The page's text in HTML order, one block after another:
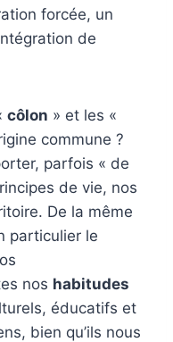
forcée, un
de
côlon » et les «
commune ?
parfois « de
de vie, nos
De la même
particulier le
nos habitudes
éducatifs et
bien qu’ils nous